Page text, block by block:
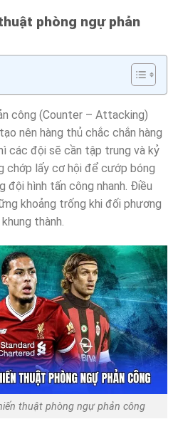
phòng ngự phản
công (Counter – Attacking)
nên hàng thủ chắc chắn hàng
các đội sẽ cần tập trung và kỷ
chớp lấy cơ hội để cướp bóng
đội hình tấn công nhanh. Điều
khoảng trống khi đối phương
thành.
thuật phòng ngự phản công